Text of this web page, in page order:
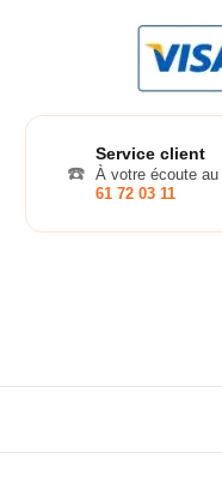
☎️
Service client
À votre écoute au
61 72 03 11